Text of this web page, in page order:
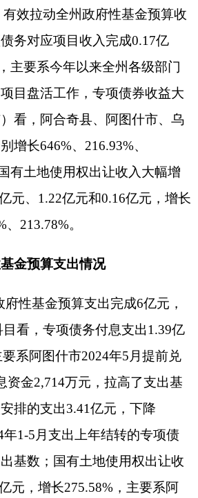
长100%（上年同期为0），
国有企业上缴利润收入。
本经营预算支出累计完成
主要系阿图什市和阿合奇
业注资529万元、各县
特点
发力，稳定“两位数”增
，延续了“两位数”高速增长
、提质量，不断增强组织收
培植财源，加快推进优势
收拉动作用显著，非税收入
平稳增长奠定基础。三县一